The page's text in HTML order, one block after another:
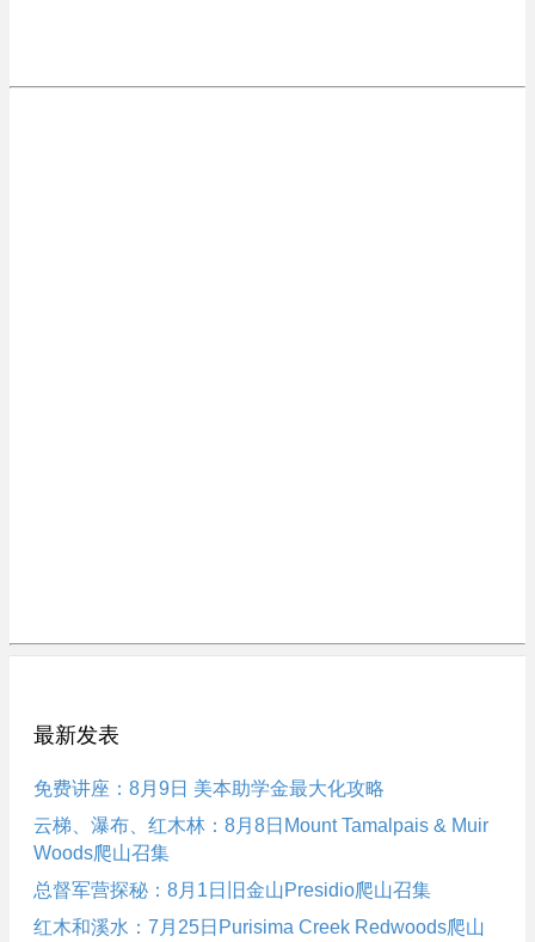
最新发表
免费讲座：8月9日 美本助学金最大化攻略
云梯、瀑布、红木林：8月8日Mount Tamalpais & Muir
Woods爬山召集
总督军营探秘：8月1日旧金山Presidio爬山召集
红木和溪水：7月25日Purisima Creek Redwoods爬山